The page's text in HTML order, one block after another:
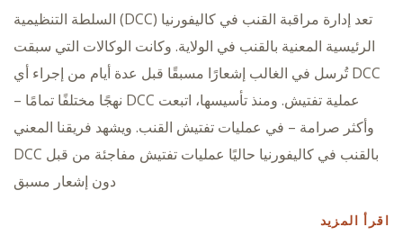
تعد إدارة مراقبة القنب في كاليفورنيا (DCC) السلطة التنظيمية
الرئيسية المعنية بالقنب في الولاية. وكانت الوكالات التي سبقت
DCC تُرسل في الغالب إشعارًا مسبقًا قبل عدة أيام من إجراء أي
عملية تفتيش. ومنذ تأسيسها، اتبعت DCC نهجًا مختلفًا تمامًا –
وأكثر صرامة – في عمليات تفتيش القنب. ويشهد فريقنا المعني
بالقنب في كاليفورنيا حاليًا عمليات تفتيش مفاجئة من قبل DCC
دون إشعار مسبق
اقرأ المزيد